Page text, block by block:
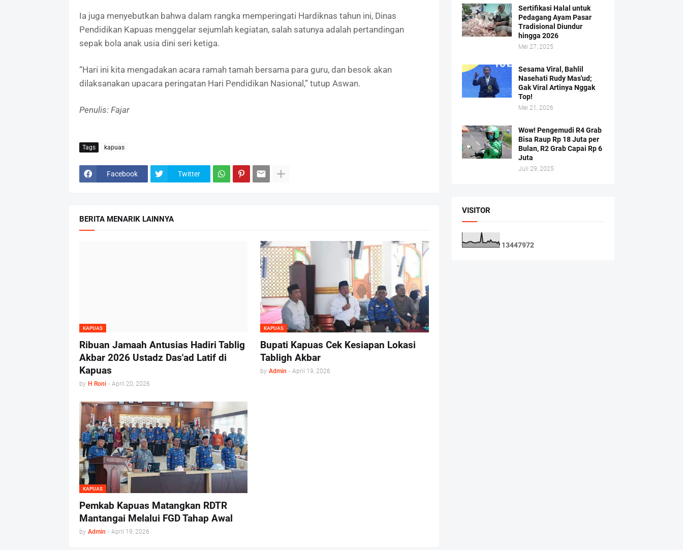
Ia juga menyebutkan bahwa dalam rangka memperingati Hardiknas tahun ini, Dinas
Pendidikan Kapuas menggelar sejumlah kegiatan, salah satunya adalah pertandingan
sepak bola anak usia dini seri ketiga.
“Hari ini kita mengadakan acara ramah tamah bersama para guru, dan besok akan
dilaksanakan upacara peringatan Hari Pendidikan Nasional,” tutup Aswan.
Penulis: Fajar
Tags kapuas
Facebook Twitter
BERITA MENARIK LAINNYA
KAPUAS
Ribuan Jamaah Antusias Hadiri Tablig
Akbar 2026 Ustadz Das'ad Latif di
Kapuas
by H Roni - April 20, 2026
KAPUAS
Bupati Kapuas Cek Kesiapan Lokasi
Tabligh Akbar
by Admin - April 19, 2026
KAPUAS
Pemkab Kapuas Matangkan RDTR
Mantangai Melalui FGD Tahap Awal
by Admin - April 19, 2026
Sertifikasi Halal untuk
Pedagang Ayam Pasar
Tradisional Diundur
hingga 2026
Mei 27, 2025
Sesama Viral, Bahlil
Nasehati Rudy Mas'ud;
Gak Viral Artinya Nggak
Top!
Mei 21, 2026
Wow! Pengemudi R4 Grab
Bisa Raup Rp 18 Juta per
Bulan, R2 Grab Capai Rp 6
Juta
Juli 29, 2025
VISITOR
13447972